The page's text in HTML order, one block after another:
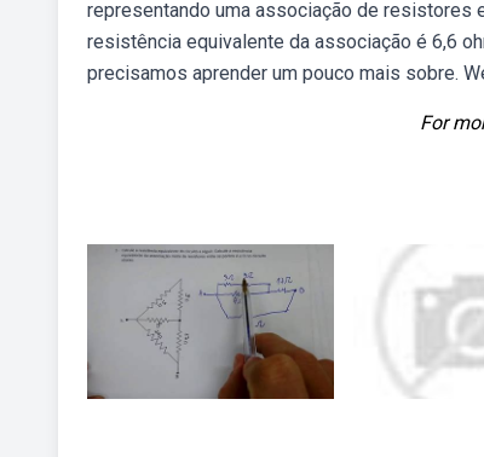
representando uma associação de resistores
resistência equivalente da associação é 6,6
precisamos aprender um pouco mais sobre.
For